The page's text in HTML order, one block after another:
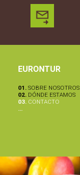
EURONTUR
01. SOBRE NOSOTROS
02. DÓNDE ESTAMOS
03. CONTACTO